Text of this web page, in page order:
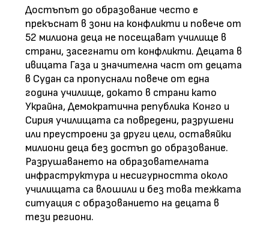
Достъпът до образование често е
прекъснат в зони на конфликти и повече от
52 милиона деца не посещават училище в
страни, засегнати от конфликти. Децата в
ивицата Газа и значителна част от децата
в Судан са пропуснали повече от една
година училище, докато в страни като
Украйна, Демократична република Конго и
Сирия училищата са повредени, разрушени
или преустроени за други цели, оставяйки
милиони деца без достъп до образование.
Разрушаването на образователната
инфраструктура и несигурността около
училищата са влошили и без това тежката
ситуация с образованието на децата в
тези региони.